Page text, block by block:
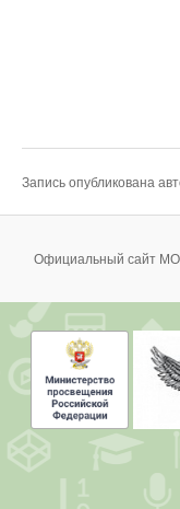
Запись опубликована
Официальный сайт